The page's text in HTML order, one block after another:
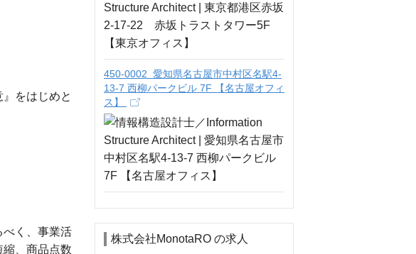
をはじめと
べく、事業活
、商品点数
450-0002 愛知県名古屋市中村区名駅4-
13-7 西柳パークビル 7F 【名古屋オフィ
ス】
株式会社MonotaRO の求人